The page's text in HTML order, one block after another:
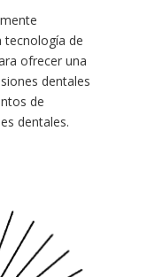
tecnología de
ofrecer una
dentales
de
dentales.